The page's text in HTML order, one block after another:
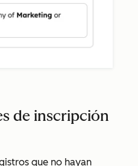
de inscripción
que no hayan